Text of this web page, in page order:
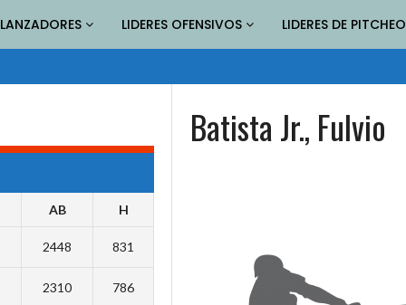
LANZADORES LIDERES OFENSIVOS LIDERES DE PITCHEO
Batista Jr., Fulvio
AB H
2448 831
2310 786